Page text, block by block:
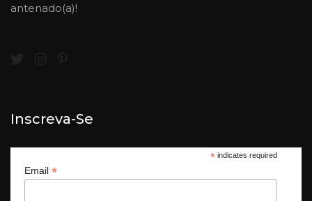
antenado(a)!
Inscreva-Se
*indicates required
Email *